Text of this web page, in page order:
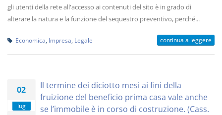
gli utenti della rete all'accesso ai contenuti del sito è in grado di
alterare la natura e la funzione del sequestro preventivo, perché...
Economica Impresa Legale continua a leggere
02
lug
Il termine dei diciotto mesi ai fini della
fruizione del beneficio prima casa vale anche
se l’immobile è in corso di costruzione. (Cass.